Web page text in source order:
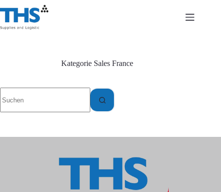
Inhalt
springen
Kategorie Sales France
Ergebnisse